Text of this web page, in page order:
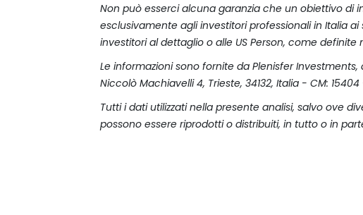
Non può esserci alcuna garanzia che un obiettivo di
esclusivamente agli investitori professionali in Italia
investitori al dettaglio o alle US Person, come
Le informazioni sono fornite da Plenisfer
Niccolò Machiavelli 4, Trieste, 34132, Italia - CM: 15404
Tutti i dati utilizzati nella presente analisi, salvo ove
possono essere riprodotti o distribuiti, in tutto o in